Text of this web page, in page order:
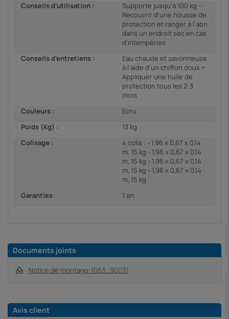
Conseils d'utilisation :
Supporte jusqu'à 100 kg -
Recouvrir d'une housse de
protection et ranger à l'abri
dans un endroit sec en cas
d'intempéries
Conseils d'entretiens :
Eau chaude et savonneuse
à l'aide d'un chiffon doux +
Appliquer une huile de
protection tous les 2-3
mois
Couleurs :
Ecru
Poids (Kg) :
13 kg
Colisage :
4 colis : - 1,96 x 0,67 x 0,14
m, 15 kg - 1,96 x 0,67 x 0,14
m, 15 kg - 1,96 x 0,67 x 0,14
m, 15 kg - 1,96 x 0,67 x 0,14
m, 15 kg
Garanties
1 an
Documents joints
Notice de montage-1063_90031
Avis client